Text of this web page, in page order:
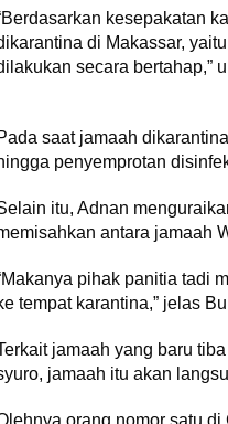
kesepakatan
di Makassar,
secara bertahap,”
saat jamaah
penyemprotan
itu, Adnan
antara jamaah
pihak panitia tadi
tempat karantina,” jelas
jamaah yang baru
jamaah itu akan
orang nomor satu